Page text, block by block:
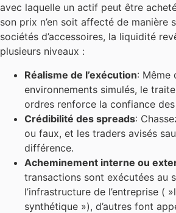
avec laquelle un actif peut être
son prix n’en soit affecté de manière
sociétés d’accessoires, la liquidité
plusieurs niveaux :
Réalisme de l’exécution: Même
environnements simulés, le
ordres renforce la confiance
Crédibilité des spreads:
ou faux, et les traders avisés
différence.
Acheminement interne ou
transactions sont exécutées au
l’infrastructure de l’entreprise (
synthétique »), d’autres font